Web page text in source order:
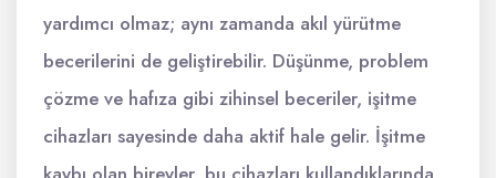
yardımcı olmaz; aynı zamanda akıl yürütme
becerilerini de geliştirebilir. Düşünme, problem
çözme ve hafıza gibi zihinsel beceriler, işitme
cihazları sayesinde daha aktif hale gelir. İşitme